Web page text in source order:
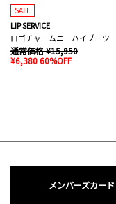
SALE
LIP SERVICE
ロゴチャームニーハイブーツ
通常価格 ¥15,950
¥6,380 60%OFF
メンバーズカード